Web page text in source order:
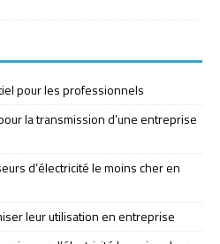
pour les professionnels
la transmission d’une entreprise
d’électricité le moins cher en
leur utilisation en entreprise